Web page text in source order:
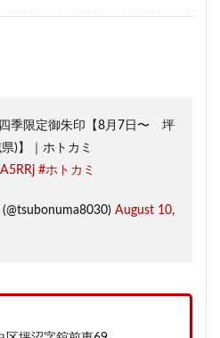
四季限定御朱印【8月7日〜 坪
)】｜ホトカミ
#ホトカミ
August 10,